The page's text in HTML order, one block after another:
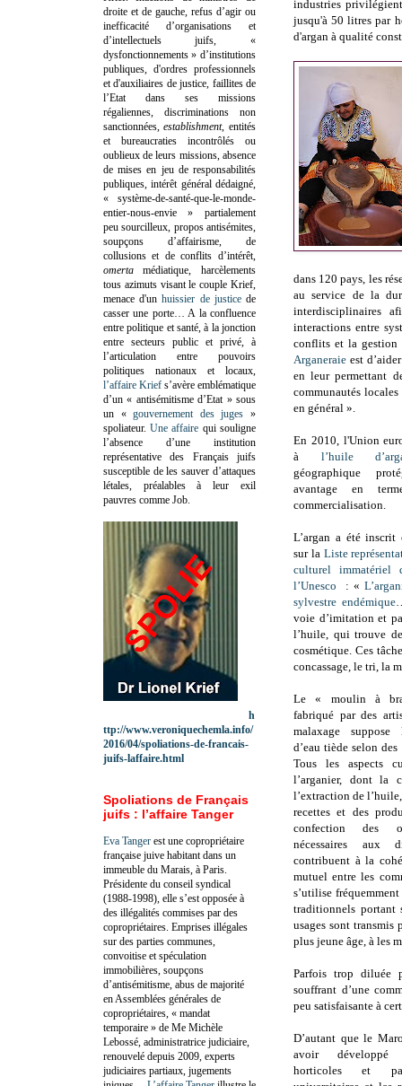
industries
jusqu'à 50 litres par
d'argan à qualité
dans 120 pays, les
au service de la
interdisciplinaires
interactions entre
conflits et la
Arganeraie est
en leur permettant
communautés
en général ».
En 2010, l'Union
à l’huile
géographique
avantage en
commercialisation.
L’argan a été
sur la Liste
culturel immatériel
l’Unesco : «
sylvestre endémique
voie d’imitation et
l’huile, qui trouve
cosmétique. Ces
concassage, le tri, la
Le « moulin à
fabriqué par des
malaxage suppose
d’eau tiède selon
Tous les aspects
l’arganier, dont la
l’extraction de
recettes et des
confection des
nécessaires aux
contribuent à la
mutuel entre les
s’utilise
traditionnels portant
usages sont
plus jeune âge, à les
Parfois trop diluée
souffrant d’une
peu satisfaisante à
D’autant que le
avoir développé
horticoles et
droite et de gauche, refus d’agir ou
inefficacité d’organisations et
d’intellectuels juifs, «
dysfonctionnements » d’institutions
publiques, d'ordres professionnels
et d'auxiliaires de justice, faillites de
l’Etat dans ses missions
régaliennes, discriminations non
sanctionnées,establishment, entités
et bureaucraties incontrôlés ou
oublieux de leurs missions, absence
de mises en jeu de responsabilités
publiques, intérêt général dédaigné,
« système-de-santé-que-le-monde-
entier-nous-envie » partialement
peu sourcilleux, propos antisémites,
soupçons d’affairisme, de
collusions et de conflits d’intérêt,
omertamédiatique, harcèlements
tous azimuts visant le couple Krief,
menace d'unhuissier de justicede
casser une porte… A la confluence
entre politique et santé, à la jonction
entre secteurs public et privé, à
l’articulation entre pouvoirs
politiques nationaux et locaux,
l’affaire Krief s’avère emblématique
d’un « antisémitisme d’Etat » sous
un «gouvernement des juges »
spoliateur.Une affaire qui souligne
l’absence d’une institution
représentative des Français juifs
susceptible de les sauver d’attaques
létales, préalables à leur exil
pauvres comme Job.
h
ttp://www.veroniquechemla.info/
2016/04/spoliations-de-francais-
juifs-laffaire.html
Spoliations de Français
juifs : l’affaire Tanger
Eva Tanger est une copropriétaire
française juive habitant dans un
immeuble du Marais, à Paris.
Présidente du conseil syndical
(1988-1998), elle s’est opposée à
des illégalités commises par des
copropriétaires. Emprises illégales
sur des parties communes,
convoitise et spéculation
immobilières, soupçons
d’antisémitisme, abus de majorité
en Assemblées générales de
copropriétaires, « mandat
temporaire » de Me Michèle
Lebossé, administratrice judiciaire,
renouvelé depuis 2009, experts
judiciaires partiaux, jugements